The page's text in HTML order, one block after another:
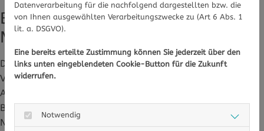
BCAA: Ein Wundermittel für den
Muskelaufbau?
Drei dieser Aminosäuren - nämlich Leucin, Isoleucin und
Valin - sind sogenannte „verzweigtkettige Aminosäuren“.
Auf Englisch: branched chain amino acids, abgekürzt
BCAA. Kraftsportler setzen häufig bei
Nahrungsergänzungsmitteln auf eine Kombination dieser
Datenverarbeitung für die nachfolgend dargestellten bzw. die
von Ihnen ausgewählten Verarbeitungszwecke zu (Art 6 Abs. 1
lit. a. DSGVO).
Eine bereits erteilte Zustimmung können Sie jederzeit über den
links unten eingeblendeten Cookie-Button für die Zukunft
widerrufen.
Notwendig